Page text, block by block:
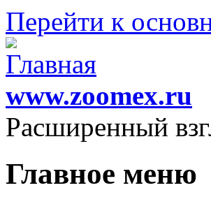
Перейти к
www.zoomex.ru
Расширенный
Главное меню